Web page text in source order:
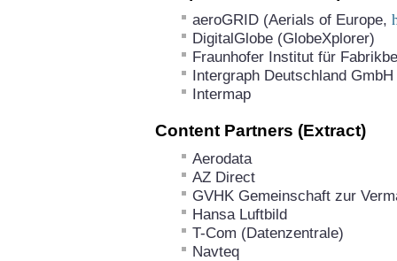
aeroGRID (Aerials of Europe,
DigitalGlobe (GlobeXplorer)
Fraunhofer Institut für
Intergraph Deutschland GmbH
Intermap
Content Partners (Extract)
Aerodata
AZ Direct
GVHK Gemeinschaft zur
Hansa Luftbild
T-Com (Datenzentrale)
Navteq